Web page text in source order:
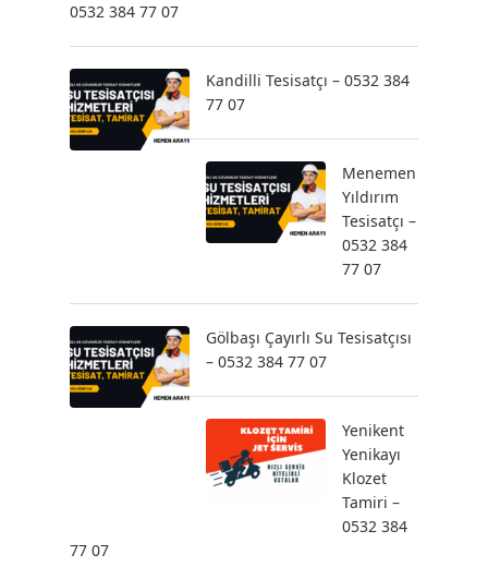
0532 384 77 07
Kandilli Tesisatçı – 0532 384
77 07
Menemen
Yıldırım
Tesisatçı –
0532 384
77 07
Gölbaşı Çayırlı Su Tesisatçısı
– 0532 384 77 07
Yenikent
Yenikayı
Klozet
Tamiri –
0532 384
77 07